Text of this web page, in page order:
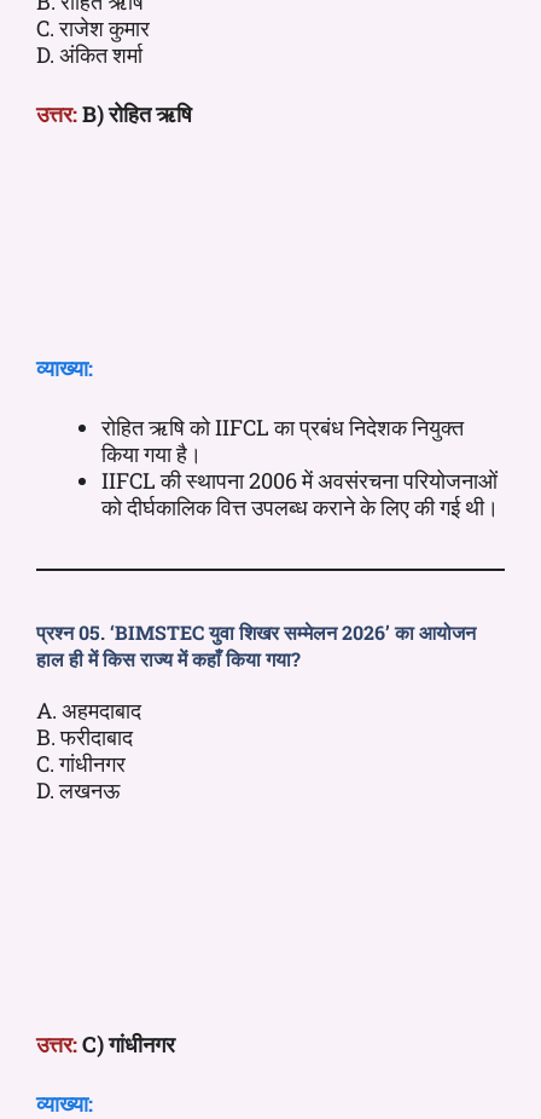
C. राजेश कुमार
D. अंकित शर्मा
उत्तर:B) रोहित ऋषि
व्याख्या:
रोहित ऋषि को IIFCL का प्रबंध निदेशक नियुक्त
किया गया है।
IIFCL की स्थापना 2006 में अवसंरचना परियोजनाओं
को दीर्घकालिक वित्त उपलब्ध कराने के लिए की गई थी।
प्रश्न 05. ‘BIMSTEC युवा शिखर सम्मेलन 2026’ का आयोजन
हाल ही में किस राज्य में कहाँ किया गया?
A. अहमदाबाद
B. फरीदाबाद
C. गांधीनगर
D. लखनऊ
उत्तर:C) गांधीनगर
व्याख्या: